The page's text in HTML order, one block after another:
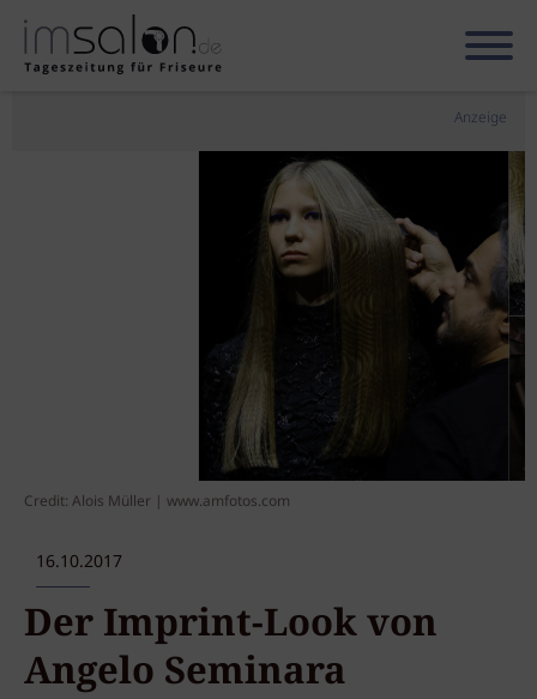
Anzeige
Credit: Alois Müller | www.amfotos.com
16.10.2017
Der Imprint-Look von
Angelo Seminara